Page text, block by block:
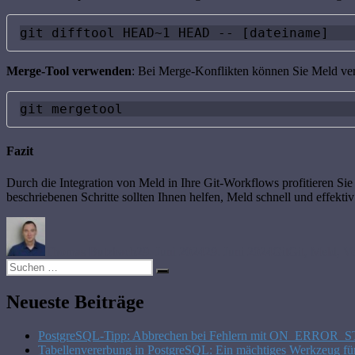
git difftool HEAD~1 HEAD -- [dateiname]
Merge-Tool verwenden: Bei Merge-Konflikten können Sie Meld
git mergetool
Fazit
Durch die Integration von Meld in Ihre Git-Workflows profitieren
beschriebenen Schritte sollten Ihnen helfen, Meld schnell und
Suche
nach:
Suchen
Neueste Beiträge
PostgreSQL-Tipp: Abbrechen bei Fehlern mit
Tabellenvererbung in PostgreSQL: Ein mächtiges Werkzeug